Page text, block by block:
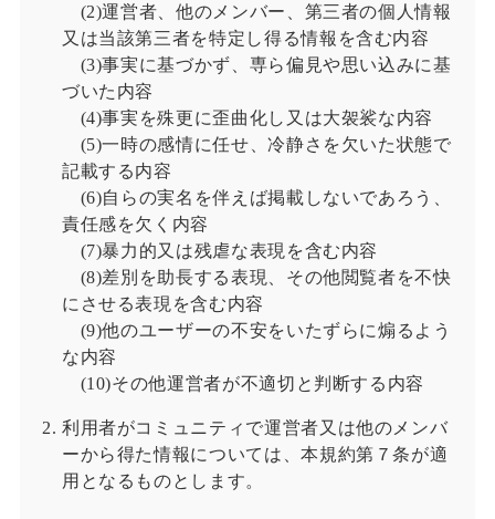
(2)運営者、他のメンバー、第三者の個人情報
又は当該第三者を特定し得る情報を含む内容
(3)事実に基づかず、専ら偏見や思い込みに基
づいた内容
(4)事実を殊更に歪曲化し又は大袈裟な内容
(5)一時の感情に任せ、冷静さを欠いた状態で
記載する内容
(6)自らの実名を伴えば掲載しないであろう、
責任感を欠く内容
(7)暴力的又は残虐な表現を含む内容
(8)差別を助長する表現、その他閲覧者を不快
にさせる表現を含む内容
(9)他のユーザーの不安をいたずらに煽るよう
な内容
(10)その他運営者が不適切と判断する内容
利用者がコミュニティで運営者又は他のメンバ
ーから得た情報については、本規約第７条が適
用となるものとします。